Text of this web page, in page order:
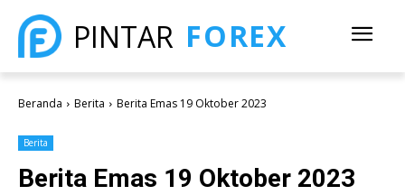
PINTAR FOREX
Beranda Berita Berita Emas 19 Oktober 2023
Berita
Berita Emas 19 Oktober 2023